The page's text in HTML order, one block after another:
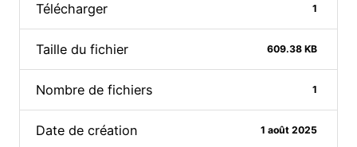
Télécharger 1
Taille du fichier 609.38 KB
Nombre de fichiers 1
Date de création 1 août 2025